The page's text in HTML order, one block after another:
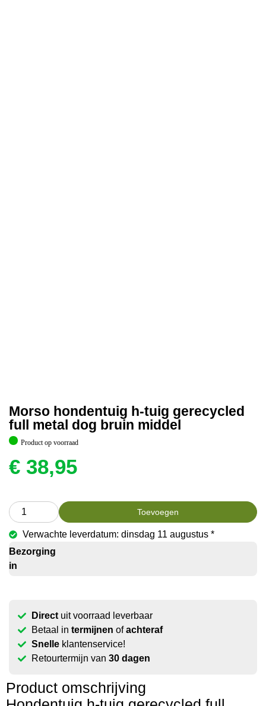
Morso hondentuig h-tuig gerecycled
full metal dog bruin middel
Product op voorraad
€ 38,95
Toevoegen
Verwachte leverdatum: dinsdag 11 augustus *
Bezorging
in
Directuit voorraad leverbaar
Betaal in termijnen ofachteraf
Snelleklantenservice!
Retourtermijn van 30 dagen
Product omschrijving